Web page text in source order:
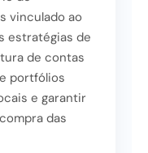
vinculado ao
estratégias de
de contas
portfólios
e garantir
das